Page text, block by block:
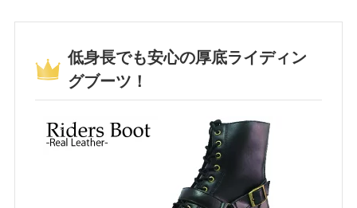
低身長でも安心の厚底ライディン
グブーツ！